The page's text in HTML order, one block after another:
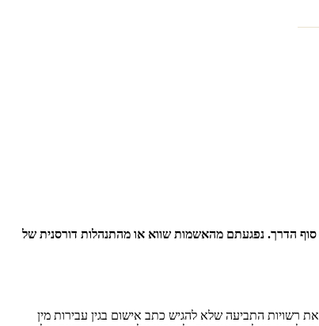
הדרך. נפגעתם מהאשמות שווא או מהתנהלות דורסנית של
לשכנע את רשויות התביעה שלא להגיש כתב אישום בגין עבירות מין